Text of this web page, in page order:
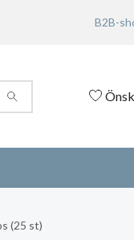
B2B-
(25 st)